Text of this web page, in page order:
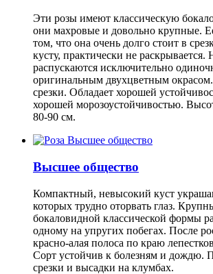
Эти розы имеют классическую
они махровые и довольно крупные.
том, что она очень долго стоит в
кусту, практически не раскрывается.
распускаются исключительно
оригинальным двухцветным
срезки. Обладает хорошей
хорошей морозоустойчивостью.
80-90 см.
Высшее общество
Компактный, невысокий куст
которых трудно оторвать глаз.
бокаловидной классической формы
одному на упругих побегах. После
красно-алая полоса по краю
Сорт устойчив к болезням и дождю.
срезки и высадки на клумбах.